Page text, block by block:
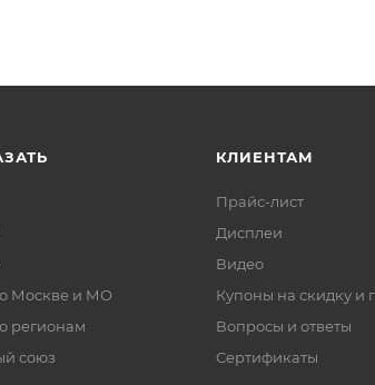
Москве и МО
регионам
союз
КЛИЕНТАМ
Прайс-лист
Дисплеи
Видео
Купоны на скидку и
Вопросы и ответы
Сертификаты